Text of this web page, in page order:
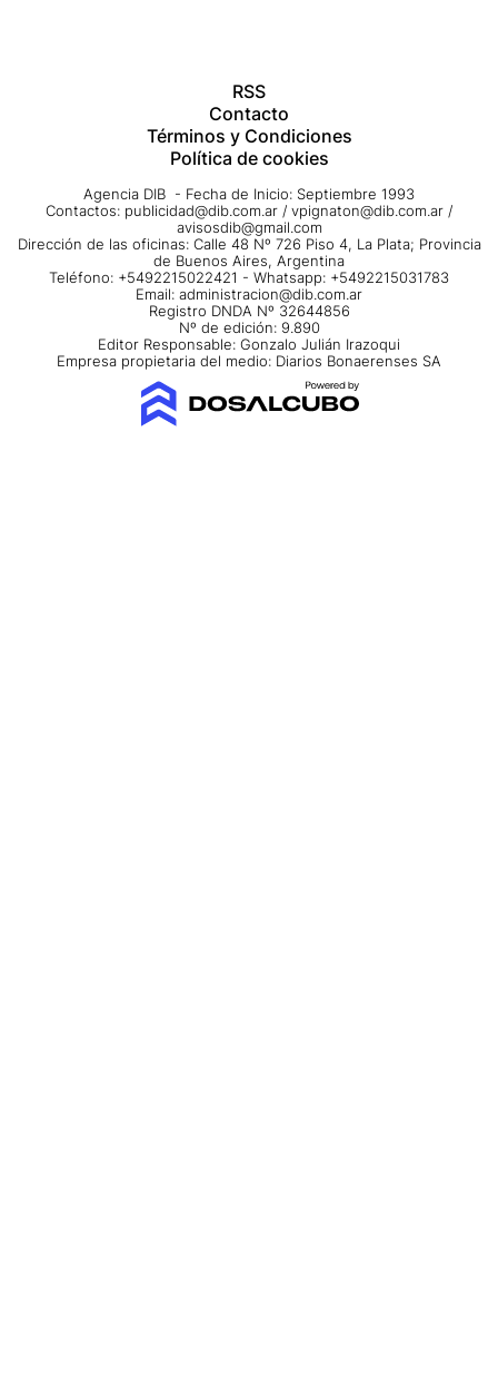
RSS
Contacto
Términos y Condiciones
Política de cookies
Agencia DIB - Fecha de Inicio: Septiembre 1993
Contactos: publicidad@dib.com.ar / vpignaton@dib.com.ar /
avisosdib@gmail.com
Dirección de las oficinas: Calle 48 Nº 726 Piso 4, La Plata; Provincia
de Buenos Aires, Argentina
Teléfono: +5492215022421 - Whatsapp: +5492215031783
Email: administracion@dib.com.ar
Registro DNDA Nº 32644856
Nº de edición: 9.890
Editor Responsable: Gonzalo Julián Irazoqui
Empresa propietaria del medio: Diarios Bonaerenses SA